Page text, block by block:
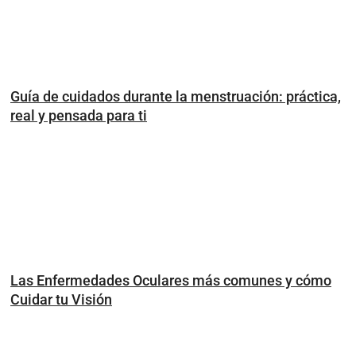
Guía de cuidados durante la menstruación: práctica,
real y pensada para ti
Las Enfermedades Oculares más comunes y cómo
Cuidar tu Visión